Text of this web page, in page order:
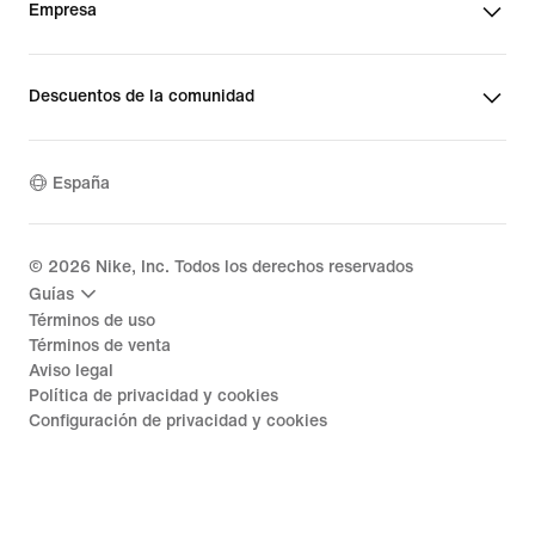
Empresa
Descuentos de la comunidad
España
© 2026 Nike, Inc. Todos los derechos reservados
Guías
Términos de uso
Términos de venta
Aviso legal
Política de privacidad y cookies
Configuración de privacidad y cookies